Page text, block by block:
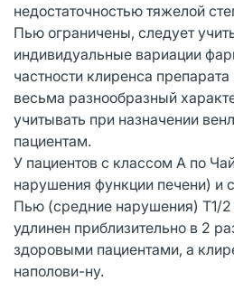
недостаточностью тяжелой
Пью ограничены, следует
индивидуальные вариации
частности клиренса препарата
весьма разнообразный
учитывать при назначении
пациентам.
У пациентов с классом А по
нарушения функции печени) и
Пью (средние нарушения) T1/
удлинен приблизительно в 2
здоровыми пациентами, а
наполови-ну.